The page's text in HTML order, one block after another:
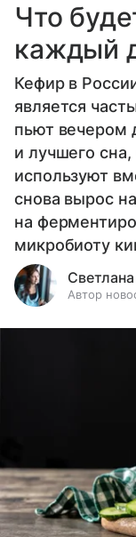
Что
каждый
Кефир в
является
пьют вечером
и лучшего
используют
снова вырос
на
микробиоту
Автор